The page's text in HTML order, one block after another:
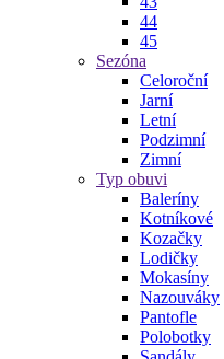
44
45
Sezóna
Celoroční
Jarní
Letní
Podzimní
Zimní
Typ obuvi
Baleríny
Kotníkové
Kozačky
Lodičky
Mokasíny
Nazouváky
Pantofle
Polobotky